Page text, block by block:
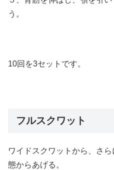
う。
10回を3セットです。
フルスクワット
ワイドスクワットから、さ
態からあげる。